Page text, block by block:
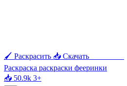
🖌 Раскрасить 📥 Скачать
Раскраска раскраски фееринки
📥 50.9k 3+